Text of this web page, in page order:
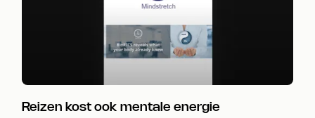
Reizen kost ook mentale energie